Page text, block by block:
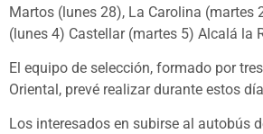
Martos (lunes 28), La Carolina (martes
(lunes 4) Castellar (martes 5) Alcalá la
El equipo de selección, formado por
Oriental, prevé realizar durante estos
Los interesados en subirse al autobús